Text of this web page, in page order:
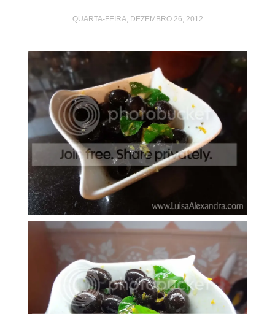
QUARTA-FEIRA, DEZEMBRO 26, 2012